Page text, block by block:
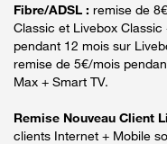
Fibre/ADSL : remise de
Classic et Livebox
pendant 12 mois sur
remise de 5€/mois
Max + Smart TV.
Remise Nouveau Client
clients Internet + Mobile